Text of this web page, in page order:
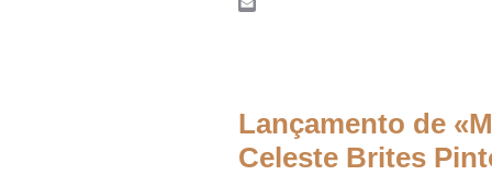
WhatsApp
Lançamento de
Celeste Brites